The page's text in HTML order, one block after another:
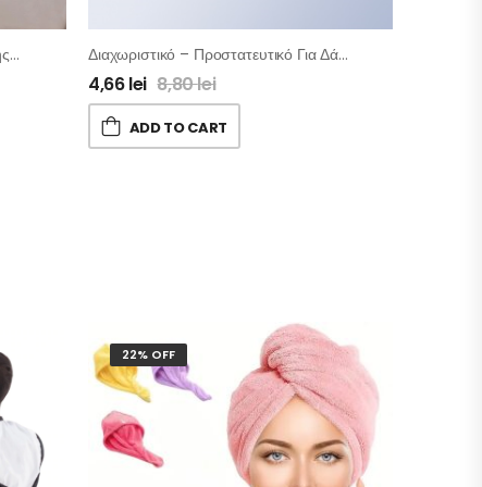
Ελαστική Ζώνη Υποστήριξης Πλάτης Με Μαγνήτες Διαχωριστικό – Προστατευτικό Για Δάχτυλα Και Κότσι
4,66lei 8,80lei
ADD TO CART
22% OFF